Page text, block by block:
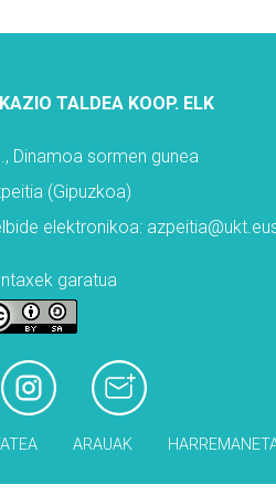
TALDEA KOOP. ELK
Dinamoa sormen gunea
(Gipuzkoa)
elektronikoa:
garatua
ARAUAK